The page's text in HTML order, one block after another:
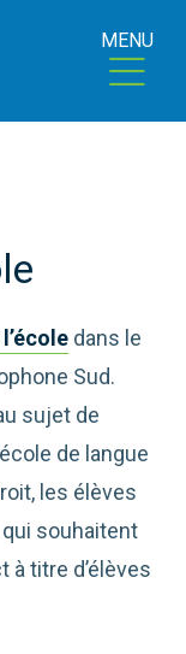
MENU
dans le
Sud.
sujet de
de langue
les élèves
souhaitent
titre d’élèves